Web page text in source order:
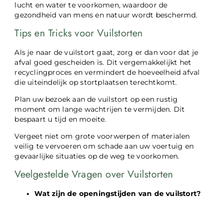
lucht en water te voorkomen, waardoor de
gezondheid van mens en natuur wordt beschermd.
Tips en Tricks voor Vuilstorten
Als je naar de vuilstort gaat, zorg er dan voor dat je
afval goed gescheiden is. Dit vergemakkelijkt het
recyclingproces en vermindert de hoeveelheid afval
die uiteindelijk op stortplaatsen terechtkomt.
Plan uw bezoek aan de vuilstort op een rustig
moment om lange wachtrijen te vermijden. Dit
bespaart u tijd en moeite.
Vergeet niet om grote voorwerpen of materialen
veilig te vervoeren om schade aan uw voertuig en
gevaarlijke situaties op de weg te voorkomen.
Veelgestelde Vragen over Vuilstorten
Wat zijn de openingstijden van de vuilstort?